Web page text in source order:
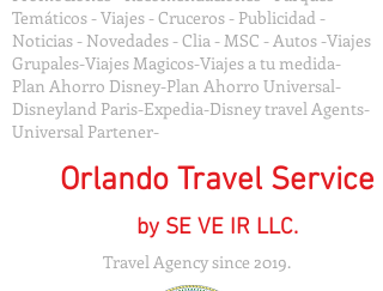
Temáticos - Viajes - Cruceros - Publicidad -
Noticias - Novedades - Clia - MSC - Autos -Viajes
Grupales-Viajes Magicos-Viajes a tu medida-
Plan Ahorro Disney-Plan Ahorro Universal-
Disneyland Paris-Expedia-Disney travel Agents-
Universal Partener-
Orlando Travel Service
by SE VE IR LLC.
Travel Agency since 2019.